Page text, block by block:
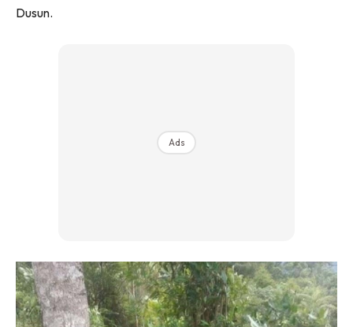
Dusun.
Ads